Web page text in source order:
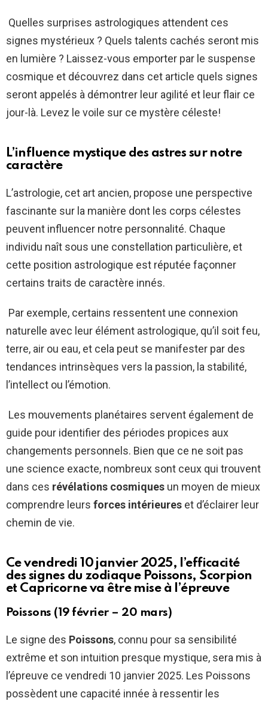
Quelles surprises astrologiques attendent ces
signes mystérieux ? Quels talents cachés seront mis
en lumière ? Laissez-vous emporter par le suspense
cosmique et découvrez dans cet article quels signes
seront appelés à démontrer leur agilité et leur flair ce
jour-là. Levez le voile sur ce mystère céleste!
L’influence mystique des astres sur notre
caractère
L’astrologie, cet art ancien, propose une perspective
fascinante sur la manière dont les corps célestes
peuvent influencer notre personnalité. Chaque
individu naît sous une constellation particulière, et
cette position astrologique est réputée façonner
certains traits de caractère innés.
Par exemple, certains ressentent une connexion
naturelle avec leur élément astrologique, qu’il soit feu,
terre, air ou eau, et cela peut se manifester par des
tendances intrinsèques vers la passion, la stabilité,
l’intellect ou l’émotion.
Les mouvements planétaires servent également de
guide pour identifier des périodes propices aux
changements personnels. Bien que ce ne soit pas
une science exacte, nombreux sont ceux qui trouvent
dans ces révélations cosmiques un moyen de mieux
comprendre leurs forces intérieures et d’éclairer leur
chemin de vie.
Ce vendredi 10 janvier 2025, l’efficacité
des signes du zodiaque Poissons, Scorpion
et Capricorne va être mise à l’épreuve
Poissons (19 février – 20 mars)
Le signe des Poissons, connu pour sa sensibilité
extrême et son intuition presque mystique, sera mis à
l’épreuve ce vendredi 10 janvier 2025. Les Poissons
possèdent une capacité innée à ressentir les